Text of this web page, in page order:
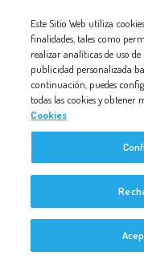
accesibilidad.
Este Sitio Web utiliza
finalidades, tales como
realizar analíticas de uso
publicidad personalizada
continuación, puedes
todas las cookies y
Cookies